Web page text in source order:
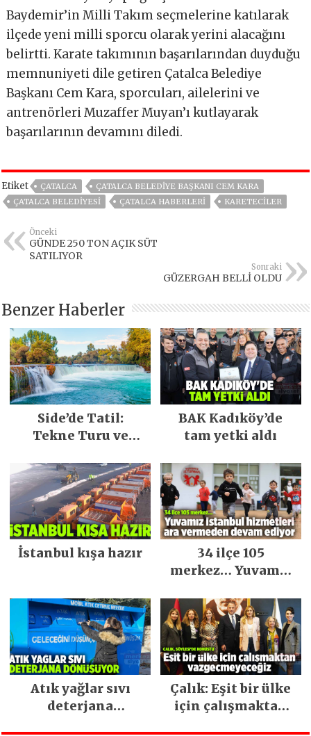
Baydemir’in Milli Takım seçmelerine katılarak
ilçede yeni milli sporcu olarak yerini alacağını
belirtti. Karate takımının başarılarından duyduğu
memnuniyeti dile getiren Çatalca Belediye
Başkanı Cem Kara, sporcuları, ailelerini ve
antrenörleri Muzaffer Muyan’ı kutlayarak
başarılarının devamını diledi.
Etiket ÇATALCA
ÇATALCA BELEDIYE BAŞKANI CEM KARA
ÇATALCA BELEDIYESI
ÇATALCA HABERLERI KARETECILER
Önceki
GÜNDE 250 TON AÇIK SÜT
SATILIYOR
Sonraki
GÜZERGAH BELLİ OLDU
Benzer Haberler
Side’de Tatil:
Tekne Turu ve
BAK Kadıköy’de
tam yetki aldı
İstanbul kışa hazır
34 ilçe 105
merkez… Yuvamız
ara vermeden
devam ediyor
Atık yağlar sıvı
deterjana
Çalık: Eşit bir ülke
için çalışmaktan